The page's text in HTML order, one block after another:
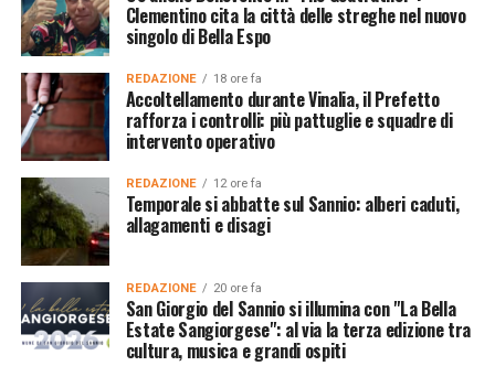
Clementino cita la città delle streghe nel nuovo
singolo di Bella Espo
REDAZIONE 18 ore fa
Accoltellamento durante Vinalia, il Prefetto
rafforza i controlli: più pattuglie e squadre di
intervento operativo
REDAZIONE 12 ore fa
Temporale si abbatte sul Sannio: alberi caduti,
allagamenti e disagi
REDAZIONE 20 ore fa
San Giorgio del Sannio si illumina con "La Bella
Estate Sangiorgese": al via la terza edizione tra
cultura, musica e grandi ospiti